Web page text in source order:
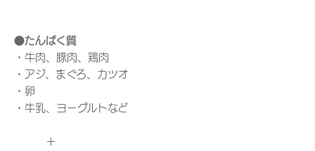
●たんぱく質
・牛肉、豚肉、鶏肉
・アジ、まぐろ、カツオ
・卵
・牛乳、ヨーグルトなど
＋